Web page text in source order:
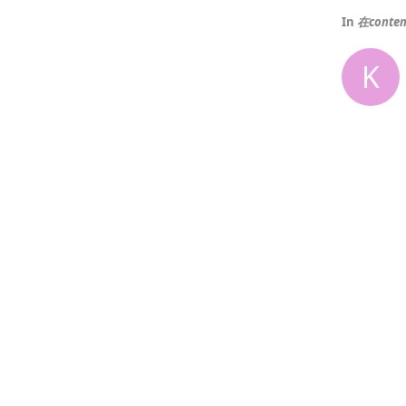
In 在
K